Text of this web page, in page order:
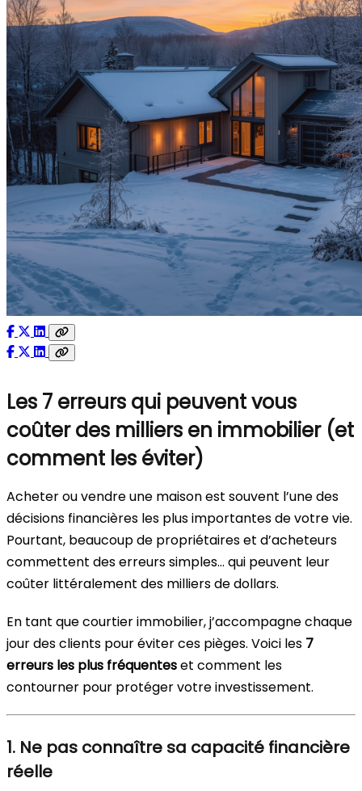
Les 7 erreurs qui peuvent vous
coûter des milliers en immobilier (et
comment les éviter)
Acheter ou vendre une maison est souvent l’une des
décisions financières les plus importantes de votre vie.
Pourtant, beaucoup de propriétaires et d’acheteurs
commettent des erreurs simples… qui peuvent leur
coûter littéralement des milliers de dollars.
En tant que courtier immobilier, j’accompagne chaque
jour des clients pour éviter ces pièges. Voici les 7
erreurs les plus fréquenteset comment les
contourner pour protéger votre investissement.
1. Ne pas connaître sa capacité financière
réelle